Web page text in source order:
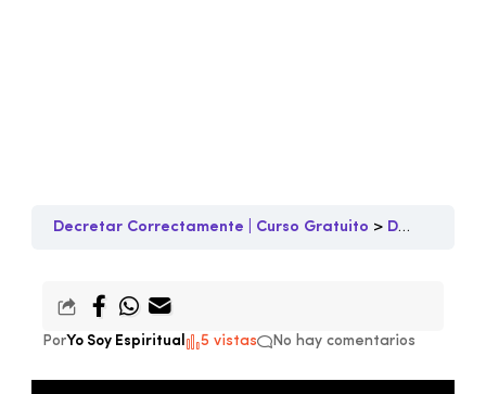
Decretar Correctamente | Curso Gratuito Decretos y Meditaciones 3
PorYo Soy Espiritual 5 vistas No hay comentarios